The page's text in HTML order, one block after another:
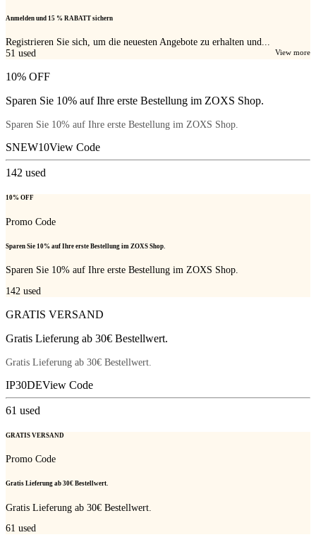
Anmelden und 15 % RABATT sichern
Registrieren Sie sich, um die neuesten Angebote zu erhalten und...
View more
51 used
10% OFF
Sparen Sie 10% auf Ihre erste Bestellung im ZOXS Shop.
Sparen Sie 10% auf Ihre erste Bestellung im ZOXS Shop.
SNEW10View Code
142 used
10% OFF
Promo Code
Sparen Sie 10% auf Ihre erste Bestellung im ZOXS Shop.
Sparen Sie 10% auf Ihre erste Bestellung im ZOXS Shop.
142 used
GRATIS VERSAND
Gratis Lieferung ab 30€ Bestellwert.
Gratis Lieferung ab 30€ Bestellwert.
IP30DEView Code
61 used
GRATIS VERSAND
Promo Code
Gratis Lieferung ab 30€ Bestellwert.
Gratis Lieferung ab 30€ Bestellwert.
61 used